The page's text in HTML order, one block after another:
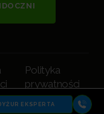
Polityka
prywatności
EKSPERTA